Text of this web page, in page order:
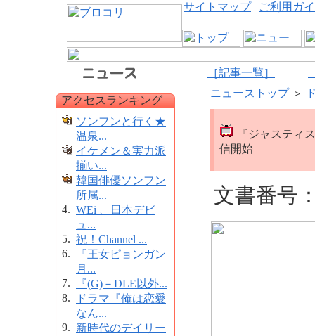
サイトマップ| ご利用ガ
［記事一覧］
アクセスランキング
ソンフンと行く★
温泉...
イケメン＆実力派
揃い...
韓国俳優ソンフン
所属...
4. WEi 、日本デビ
ュ...
5. 祝！Channel ...
6.
『王女ピョンガン
月...
7.
『(G)－DLE以外...
8.
ドラマ『俺は恋愛
なん...
9. 新時代のデイリー
ニューストップ＞
『ジャスティ
信開始
文書番号